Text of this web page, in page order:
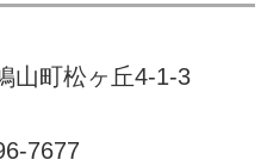
山町松ヶ丘4-1-3
7677